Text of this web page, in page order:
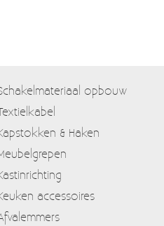
opbouw
& Haken
accessoires